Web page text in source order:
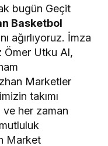
bugün Geçit
Basketbol
ağırlıyoruz. İmza
Ömer Utku Al,
Marketler
takımı
ve her zaman
Market